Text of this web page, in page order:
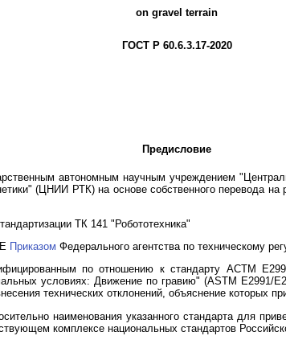
on gravel terrain
ГОСТ Р 60.6.3.17-2020
Предисловие
автономным научным учреждением
(ЦНИИ РТК) на основе собственного перевода
ТК 141 "Робототехника"
Приказом Федерального агентства по техническому
по отношению к стандарту АСТМ
условиях: Движение по гравию" (ASTM E2991/
технических отклонений, объяснение которых
наименования указанного стандарта для
комплексе национальных стандартов